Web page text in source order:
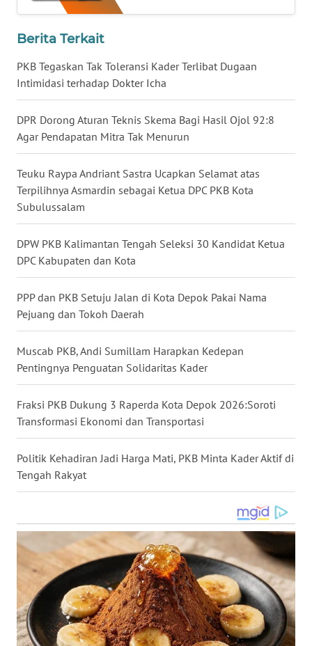
Berita Terkait
PKB Tegaskan Tak Toleransi Kader Terlibat Dugaan
Intimidasi terhadap Dokter Icha
DPR Dorong Aturan Teknis Skema Bagi Hasil Ojol 92:8
Agar Pendapatan Mitra Tak Menurun
Teuku Raypa Andriant Sastra Ucapkan Selamat atas
Terpilihnya Asmardin sebagai Ketua DPC PKB Kota
Subulussalam
DPW PKB Kalimantan Tengah Seleksi 30 Kandidat Ketua
DPC Kabupaten dan Kota
PPP dan PKB Setuju Jalan di Kota Depok Pakai Nama
Pejuang dan Tokoh Daerah
Muscab PKB, Andi Sumillam Harapkan Kedepan
Pentingnya Penguatan Solidaritas Kader
Fraksi PKB Dukung 3 Raperda Kota Depok 2026:Soroti
Transformasi Ekonomi dan Transportasi
Politik Kehadiran Jadi Harga Mati, PKB Minta Kader Aktif di
Tengah Rakyat
BABEL
WN
SUMBAR
WN
SUMSEL
WN
BENGKULU
WN
LAMPUNG
WN
JATENG
WN
WN
WN
KALBAR
WN
KALTENG
WN